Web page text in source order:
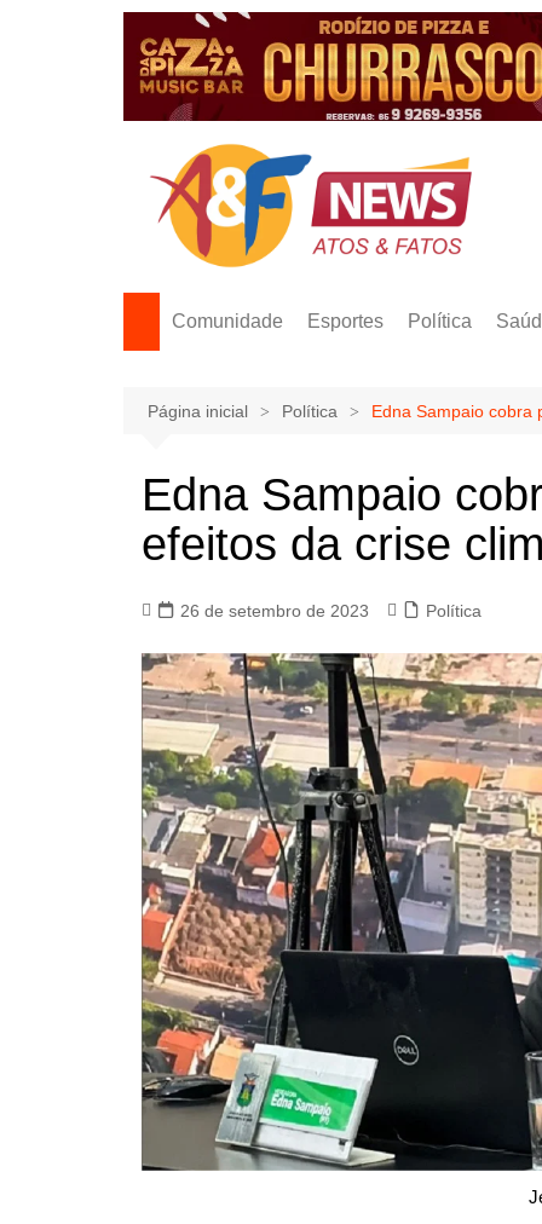
Comunidade Esportes Política
Página inicial Política Edna Sampaio cobra
Edna Sampaio
efeitos da crise
26 de setembro de 2023 Política